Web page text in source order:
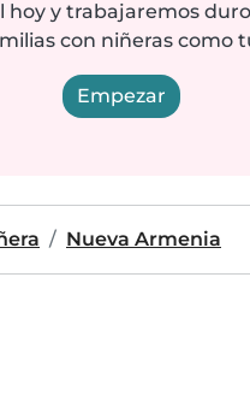
hoy y trabajaremos
con niñeras como
Empezar
Nueva Armenia